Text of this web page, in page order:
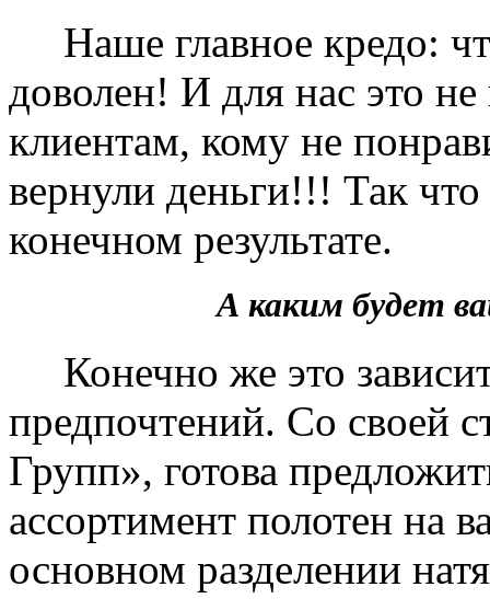
Наше главное кредо:
доволен! И для нас это
клиентам, кому не
вернули деньги!!! Так
конечном результате.
А каким будет
Конечно же это
предпочтений. Со своей
Групп», готова
ассортимент полотен на
основном разделении